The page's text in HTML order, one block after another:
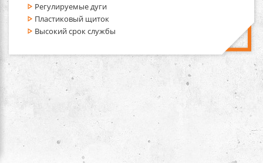
Регулируемые дуги
Пластиковый щиток
Высокий срок службы